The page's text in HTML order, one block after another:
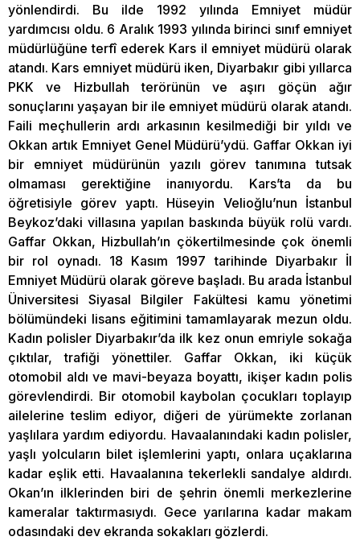
yönlendirdi. Bu ilde 1992 yılında Emniyet müdür
yardımcısı oldu. 6 Aralık 1993 yılında birinci sınıf emniyet
müdürlüğüne terfî ederek Kars il emniyet müdürü olarak
atandı. Kars emniyet müdürü iken, Diyarbakır gibi yıllarca
PKK ve Hizbullah terörünün ve aşırı göçün ağır
sonuçlarını yaşayan bir ile emniyet müdürü olarak atandı.
Faili meçhullerin ardı arkasının kesilmediği bir yıldı ve
Okkan artık Emniyet Genel Müdürü’ydü. Gaffar Okkan iyi
bir emniyet müdürünün yazılı görev tanımına tutsak
olmaması gerektiğine inanıyordu. Kars’ta da bu
öğretisiyle görev yaptı. Hüseyin Velioğlu’nun İstanbul
Beykoz’daki villasına yapılan baskında büyük rolü vardı.
Gaffar Okkan, Hizbullah’ın çökertilmesinde çok önemli
bir rol oynadı. 18 Kasım 1997 tarihinde Diyarbakır İl
Emniyet Müdürü olarak göreve başladı. Bu arada İstanbul
Üniversitesi Siyasal Bilgiler Fakültesi kamu yönetimi
bölümündeki lisans eğitimini tamamlayarak mezun oldu.
Kadın polisler Diyarbakır’da ilk kez onun emriyle sokağa
çıktılar, trafiği yönettiler. Gaffar Okkan, iki küçük
otomobil aldı ve mavi-beyaza boyattı, ikişer kadın polis
görevlendirdi. Bir otomobil kaybolan çocukları toplayıp
ailelerine teslim ediyor, diğeri de yürümekte zorlanan
yaşlılara yardım ediyordu. Havaalanındaki kadın polisler,
yaşlı yolcuların bilet işlemlerini yaptı, onlara uçaklarına
kadar eşlik etti. Havaalanına tekerlekli sandalye aldırdı.
Okan’ın ilklerinden biri de şehrin önemli merkezlerine
kameralar taktırmasıydı. Gece yarılarına kadar makam
odasındaki dev ekranda sokakları gözlerdi.